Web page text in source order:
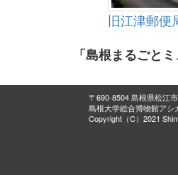
旧江津郵便
「島根まるごと
〒690-8504 島根県松江
島根大学総合博物館アシ
Copyright（C）2021